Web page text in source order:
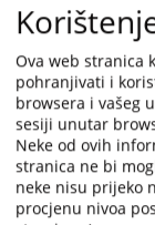
select
a
date.
Press
the
mark
Bosne i
89/20).
10.12.2020.
Ova web stranica
pohranjivati i
browsera i vašeg
sesiji unutar
Neke od ovih
stranica ne bi
neke nisu prijeko
procjenu nivoa